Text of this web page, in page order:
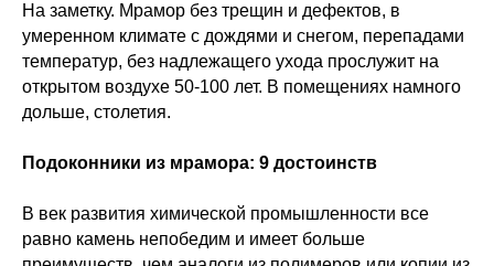
На заметку. Мрамор без трещин и дефектов, в
умеренном климате с дождями и снегом, перепадами
температур, без надлежащего ухода прослужит на
открытом воздухе 50-100 лет. В помещениях намного
дольше, столетия.
Подоконники из мрамора: 9 достоинств
В век развития химической промышленности все
равно камень непобедим и имеет больше